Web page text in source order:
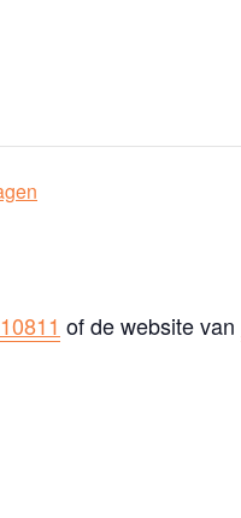
of de website van